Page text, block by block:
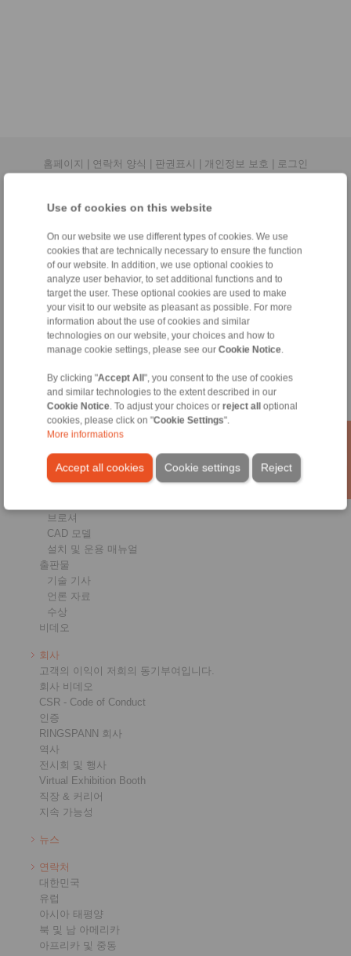
Use of cookies on this website
On our website we use different types of cookies. We use
cookies that are technically necessary to ensure the function
of our website. In addition, we use optional cookies to
analyze user behavior, to set additional functions and to
target the user. These optional cookies are used to make
your visit to our website as pleasant as possible. For more
information about the use of cookies and similar
technologies on our website, your choices and how to
manage cookie settings, please see our Cookie Notice.
By clicking "Accept All ", you consent to the use of cookies
and similar technologies to the extent described in our
Cookie Notice. To adjust your choices or reject all
optional
cookies, please click on "Cookie Settings".
More informations
Accept all cookies Reject
Cookie settings
홈페이지 연락처 양식 판권표시 개인정보 보호 로그인
제품
개관
일방향클러치
브레이크
샤프트-허브 연결
중하중 커플링
고정밀 카플링
정밀 클램핑 지그
RCS원격 제어 시스템
산업분야
서비스
다운로드
브로셔
CAD 모델
설치 및 운용 매뉴얼
출판물
기술 기사
언론 자료
수상
비데오
회사
고객의 이익이 저희의 동기부여입니다.
회사 비데오
CSR - Code of Conduct
인증
RINGSPANN 회사
역사
전시회 및 행사
Virtual Exhibition Booth
직장 & 커리어
지속 가능성
뉴스
연락처
대한민국
유럽
아시아 태평양
북 및 남 아메리카
아프리카 및 중동